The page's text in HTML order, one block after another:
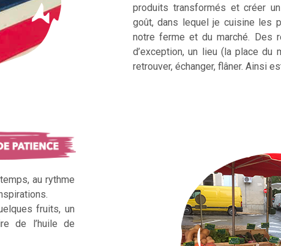
produits transformés et créer
goût, dans lequel je cuisine les
notre ferme et du marché. Des
d’exception, un lieu (la place du
retrouver, échanger, flâner. Ainsi
au rythme
fruits, un
de l’huile de